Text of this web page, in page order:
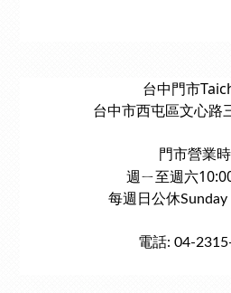
台中門市
台中市西屯區文心路
門市營業
週ㄧ至週六
每週日公休
電話: 04-